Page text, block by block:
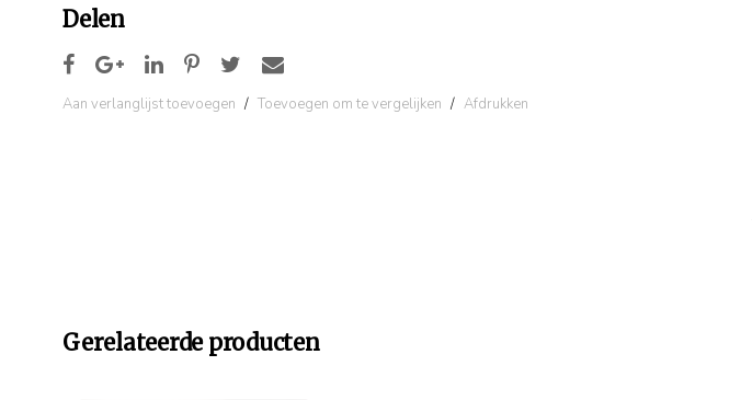
Delen
Aan verlanglijst toevoegen / Toevoegen om te vergelijken / Afdrukken
Gerelateerde producten